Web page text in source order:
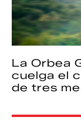
La Orbea
cuelga el
de tres